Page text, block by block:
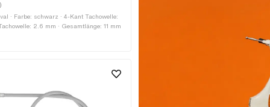
· Farbe: schwarz · 4-Kant Tachowelle:
2.6 mm · Gesamtlänge: 11 mm